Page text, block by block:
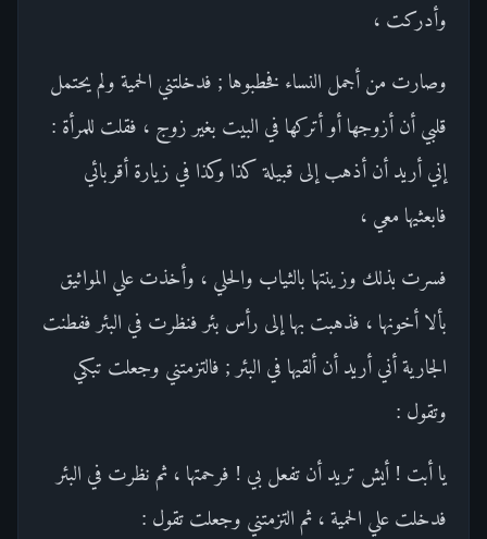
وأدركت ،
وصارت من أجمل النساء فخطبوها ; فدخلتني الحمية ولم يحتمل
قلبي أن أزوجها أو أتركها في البيت بغير زوج ، فقلت للمرأة :
إني أريد أن أذهب إلى قبيلة كذا وكذا في زيارة أقربائي
فابعثيها معي ،
فسرت بذلك وزينتها بالثياب والحلي ، وأخذت علي المواثيق
بألا أخونها ، فذهبت بها إلى رأس بئر فنظرت في البئر ففطنت
الجارية أني أريد أن ألقيها في البئر ; فالتزمتني وجعلت تبكي
وتقول :
يا أبت ! أيش تريد أن تفعل بي ! فرحمتها ، ثم نظرت في البئر
فدخلت علي الحمية ، ثم التزمتني وجعلت تقول :